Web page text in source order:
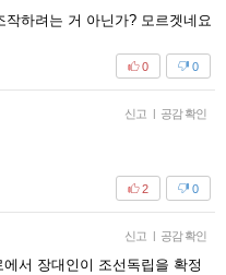
하려는 거 아닌가? 모르겟네요
0
0
신고 | 공감 확인
0
2
신고 | 공감 확인
서 장대인이 조선독립을 확정